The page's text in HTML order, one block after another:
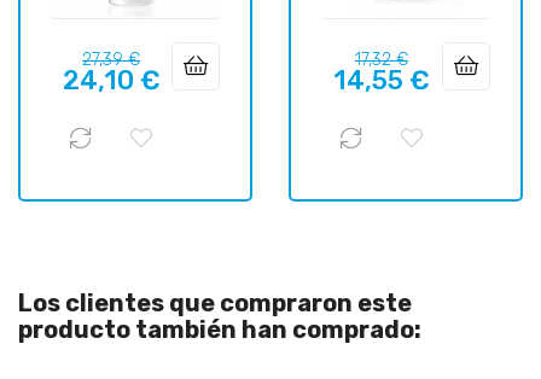
Precio
regular
27,39 €Precio
24,10 €
Precio
regular
17,32 €Precio
14,55 €
Los clientes que compraron este
producto también han comprado: